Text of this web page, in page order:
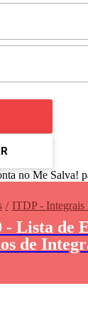
no Me Salva!
ITDP - Integrais
- Lista de
de